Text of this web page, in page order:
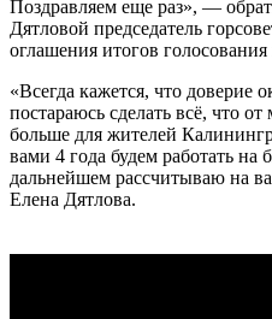
Поздравляем еще раз», —
Дятловой председатель
оглашения итогов
«Всегда кажется, что доверие
постараюсь сделать всё, что
больше для жителей
вами 4 года будем работать на
дальнейшем рассчитываю на
Елена Дятлова.